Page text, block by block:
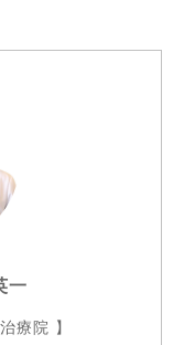
一
療院 】